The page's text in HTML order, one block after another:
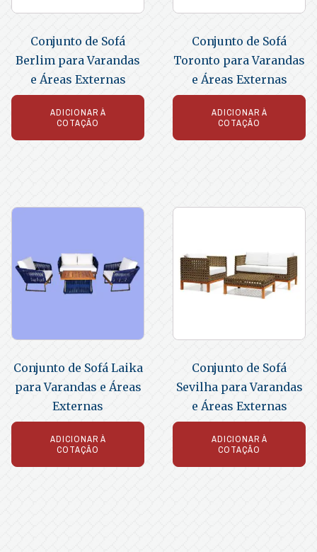
Conjunto de Sofá
Berlim para Varandas
e Áreas Externas
ADICIONAR À
COTAÇÃO
Conjunto de Sofá
Toronto para Varandas
e Áreas Externas
ADICIONAR À
COTAÇÃO
Conjunto de Sofá Laika
para Varandas e Áreas
Externas
ADICIONAR À
COTAÇÃO
Conjunto de Sofá
Sevilha para Varandas
e Áreas Externas
ADICIONAR À
COTAÇÃO